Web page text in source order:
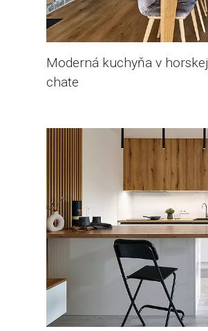
Moderná kuchyňa v horskej
chate